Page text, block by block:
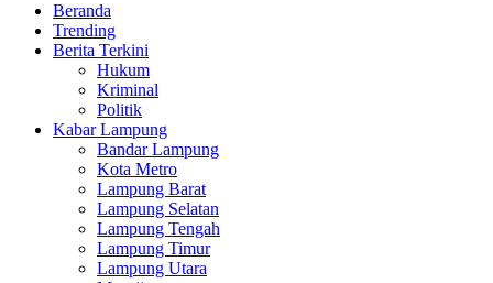
Beranda
Trending
Berita Terkini
Hukum
Kriminal
Politik
Kabar Lampung
Bandar Lampung
Kota Metro
Lampung Barat
Lampung Selatan
Lampung Tengah
Lampung Timur
Lampung Utara